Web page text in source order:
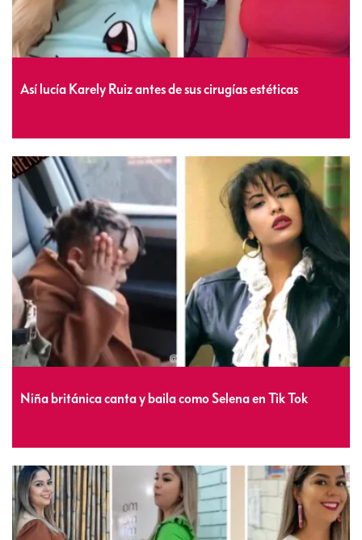
Así lucía Karely Ruiz antes de sus cirugías estéticas
Niña británica canta y baila como Selena en Tik Tok